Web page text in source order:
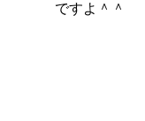
ですよ＾＾